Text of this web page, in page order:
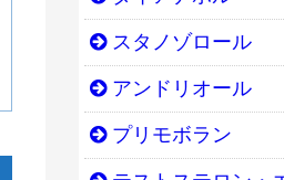
スタノゾロール
アンドリオール
プリモボラン